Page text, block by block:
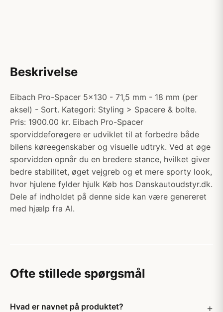
Beskrivelse
Eibach Pro-Spacer 5x130 - 71,5 mm - 18 mm (per
aksel) - Sort. Kategori: Styling > Spacere & bolte.
Pris: 1900.00 kr. Eibach Pro-Spacer
sporviddeforøgere er udviklet til at forbedre både
bilens køreegenskaber og visuelle udtryk. Ved at øge
sporvidden opnår du en bredere stance, hvilket giver
bedre stabilitet, øget vejgreb og et mere sporty look,
hvor hjulene fylder hjulk Køb hos Danskautoudstyr.dk.
Dele af indholdet på denne side kan være genereret
med hjælp fra AI.
Ofte stillede spørgsmål
Hvad er navnet på produktet?